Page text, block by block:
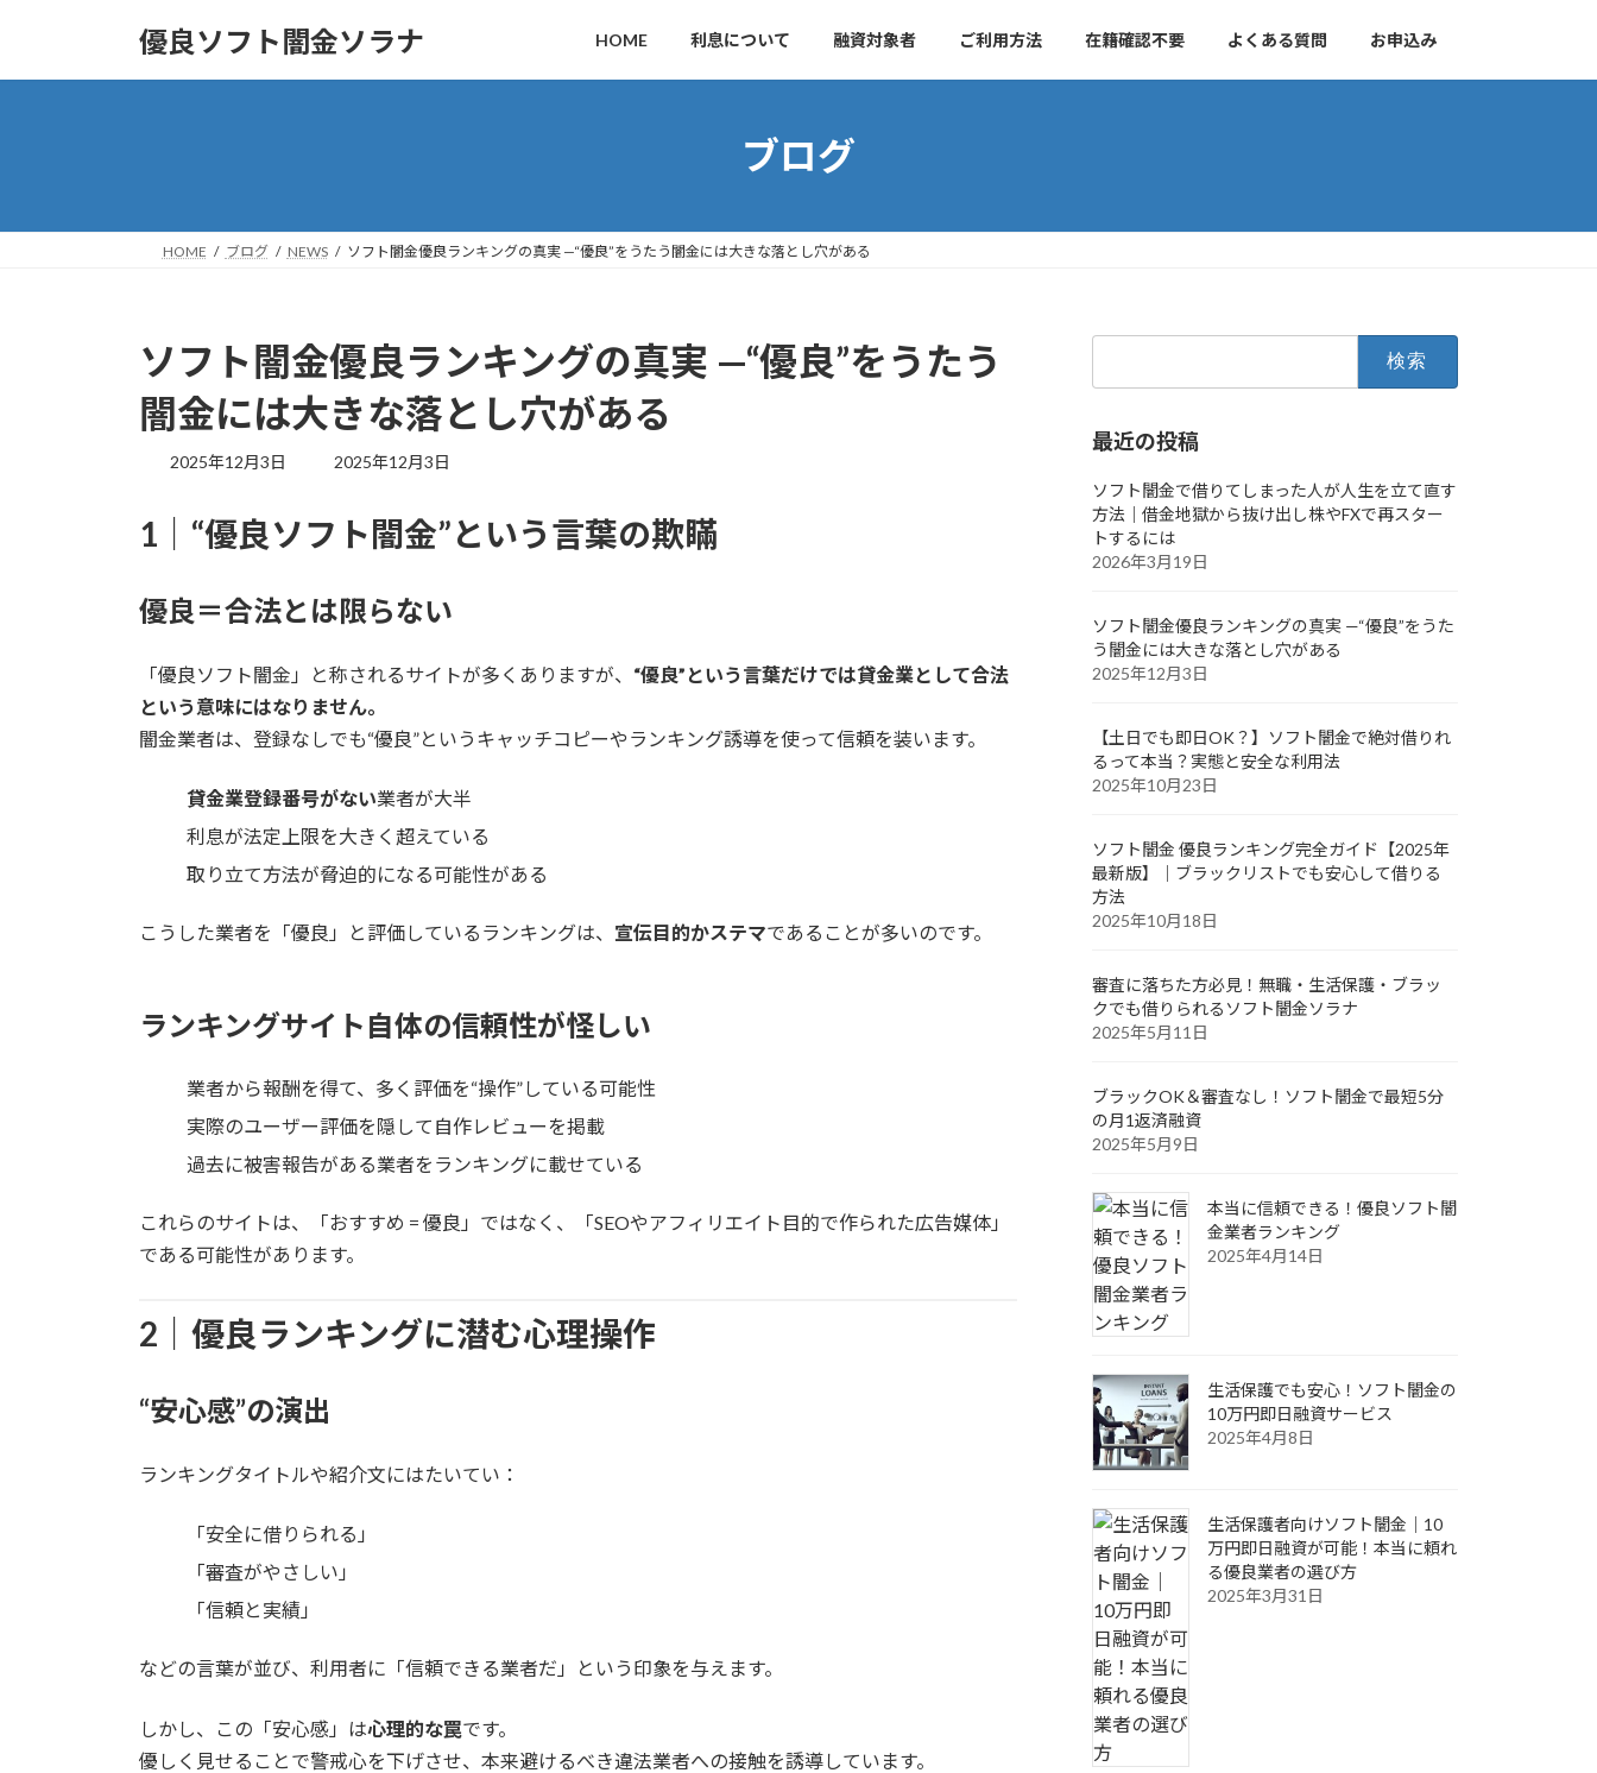
優良ソフト闇金ソラナ HOME 利息について 融資対象者 ご利用方法 在籍確認不要 よくある質問 お申込み
ブログ
HOME ブログ NEWS ソフト闇金優良ランキングの真実 —“優良”をうたう闇金には大きな落とし穴がある
ソフト闇金優良ランキングの真実 —“優良”をうたう
闇金には大きな落とし穴がある
2025年12月3日
最
新
日
:
2025年12月3日
1｜“優良ソフト闇金”という言葉の欺瞞
優良＝合法とは限らない
「優良ソフト闇金」と称されるサイトが多くありますが、 “優良”という言葉だけでは貸金業として合法
という意味にはなりません。
闇金業者は、登録なしでも“優良”というキャッチコピーやランキング誘導を使って信頼を装います。
貸金業登録番号がない業者が大半
利息が法定上限を大きく超えている
取り立て方法が脅迫的になる可能性がある
こうした業者を「優良」と評価しているランキングは、 宣伝目的かステマであることが多いのです。
ランキングサイト自体の信頼性が怪しい
業者から報酬を得て、多く評価を“操作”している可能性
実際のユーザー評価を隠して自作レビューを掲載
過去に被害報告がある業者をランキングに載せている
これらのサイトは、「おすすめ = 優良」ではなく、「SEOやアフィリエイト目的で作られた広告媒体」
である可能性があります。
2｜優良ランキングに潜む心理操作
“安心感”の演出
ランキングタイトルや紹介文にはたいてい：
「安全に借りられる」
「審査がやさしい」
「信頼と実績」
などの言葉が並び、利用者に「信頼できる業者だ」という印象を与えます。
しかし、この「安心感」は心理的な罠です。
優しく見せることで警戒心を下げさせ、本来避けるべき違法業者への接触を誘導しています。
最近の投稿
ソフト闇金で借りてしまった人が人生を立て直す
方法｜借金地獄から抜け出し株やFXで再スター
トするには
2026年3月19日
ソフト闇金優良ランキングの真実 —“優良”をうた
う闇金には大きな落とし穴がある
2025年12月3日
【土日でも即日OK？】ソフト闇金で絶対借りれ
るって本当？実態と安全な利用法
2025年10月23日
ソフト闇金 優良ランキング完全ガイド【2025年
最新版】｜ブラックリストでも安心して借りる
方法
2025年10月18日
審査に落ちた方必見！無職・生活保護・ブラッ
クでも借りられるソフト闇金ソラナ
2025年5月11日
ブラックOK＆審査なし！ソフト闇金で最短5分
の月1返済融資
2025年5月9日
本当に信頼できる！優良ソフト闇
金業者ランキング
2025年4月14日
生活保護でも安心！ソフト闇金の
10万円即日融資サービス
2025年4月8日
生活保護者向けソフト闇金｜10
万円即日融資が可能！本当に頼れ
る優良業者の選び方
2025年3月31日